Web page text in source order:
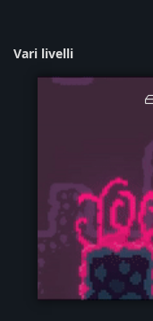
Vari livelli
levelsgif.gif